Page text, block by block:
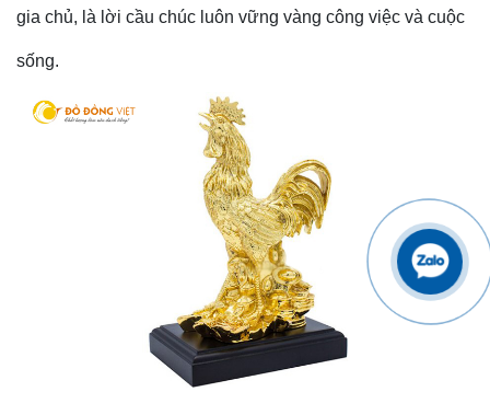
gia chủ, là lời cầu chúc luôn vững vàng công việc và cuộc
sống.